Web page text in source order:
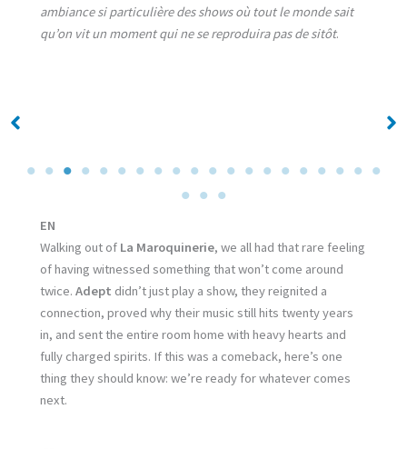
ambiance si particulière des shows où tout le monde sait
qu’on vit un moment qui ne se reproduira pas de sitôt.
EN
Walking out of La Maroquinerie, we all had that rare feeling
of having witnessed something that won’t come around
twice.Adept didn’t just play a show, they reignited a
connection, proved why their music still hits twenty years
in, and sent the entire room home with heavy hearts and
fully charged spirits. If this was a comeback, here’s one
thing they should know: we’re ready for whatever comes
next.